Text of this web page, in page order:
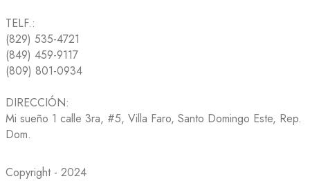
TELF.:
(829) 535-4721
(849) 459-9117
(809) 801-0934
DIRECCIÓN:
Mi sueño 1 calle 3ra, #5, Villa Faro, Santo Domingo Este, Rep.
Dom.
Copyright - 2024